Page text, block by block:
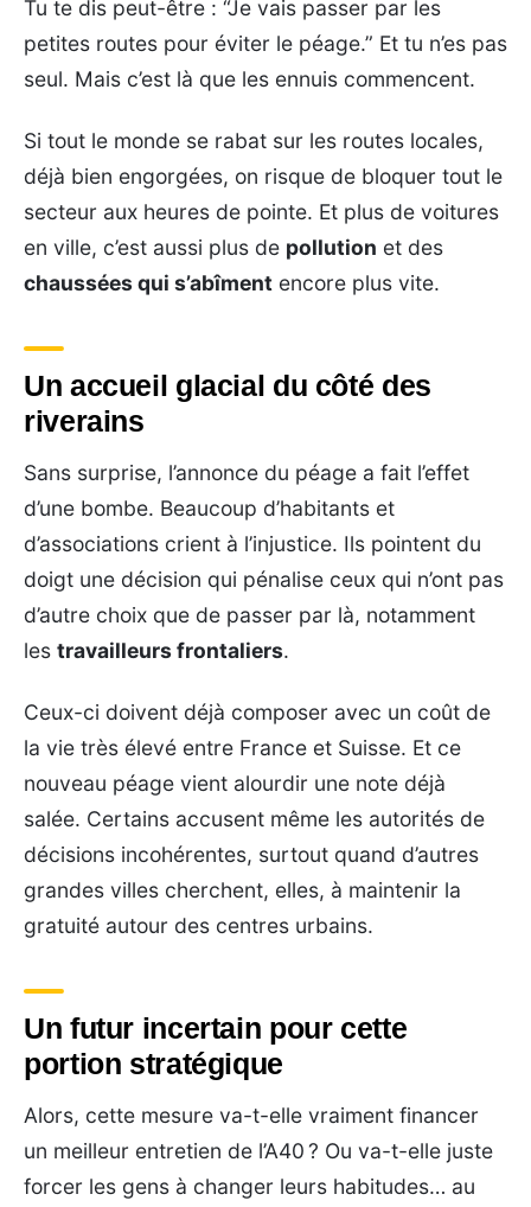
Tu te dis peut-être : “Je vais passer par les
petites routes pour éviter le péage.” Et tu n’es pas
seul. Mais c’est là que les ennuis commencent.
Si tout le monde se rabat sur les routes locales,
déjà bien engorgées, on risque de bloquer tout le
secteur aux heures de pointe. Et plus de voitures
en ville, c’est aussi plus de pollution et des
chaussées qui s’abîment encore plus vite.
Un accueil glacial du côté des
riverains
Sans surprise, l’annonce du péage a fait l’effet
d’une bombe. Beaucoup d’habitants et
d’associations crient à l’injustice. Ils pointent du
doigt une décision qui pénalise ceux qui n’ont pas
d’autre choix que de passer par là, notamment
les travailleurs frontaliers.
Ceux-ci doivent déjà composer avec un coût de
la vie très élevé entre France et Suisse. Et ce
nouveau péage vient alourdir une note déjà
salée. Certains accusent même les autorités de
décisions incohérentes, surtout quand d’autres
grandes villes cherchent, elles, à maintenir la
gratuité autour des centres urbains.
Un futur incertain pour cette
portion stratégique
Alors, cette mesure va-t-elle vraiment financer
un meilleur entretien de l’A40 ? Ou va-t-elle juste
forcer les gens à changer leurs habitudes… au